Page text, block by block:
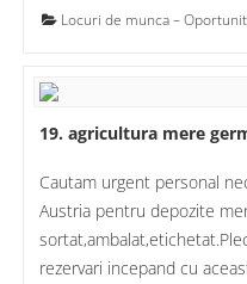
Locuri de munca –
19. agricultura mere
Cautam urgent personal
Austria pentru depozite
rezervari incepand cu